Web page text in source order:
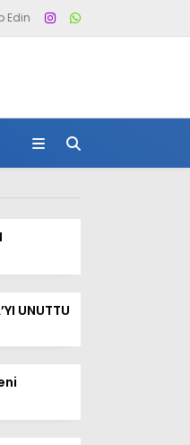
Edin
UNUTTU